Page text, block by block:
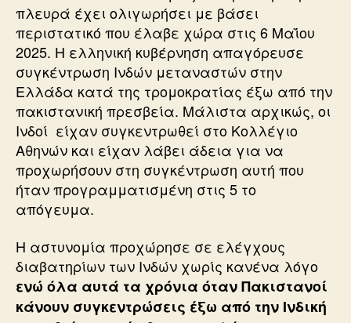
πλευρά έχει ολιγωρήσει με βάσει
περιστατικό που έλαβε χώρα στις 6 Μαΐου
2025. Η ελληνική κυβέρνηση απαγόρευσε
συγκέντρωση Ινδών μεταναστών στην
Ελλάδα κατά της τρομοκρατίας έξω από την
πακιστανική πρεσβεία. Μάλιστα αρχικώς, οι
Ινδοί είχαν συγκεντρωθεί στο Κολλέγιο
Αθηνών και είχαν λάβει άδεια για να
προχωρήσουν στη συγκέντρωση αυτή που
ήταν προγραμματισμένη στις 5 το
απόγευμα.
Η αστυνομία προχώρησε σε ελέγχους
διαβατηρίων των Ινδών χωρίς κανένα λόγο
ενώ όλα αυτά τα χρόνια όταν Πακιστανοί
κάνουν συγκεντρώσεις έξω από την Ινδική